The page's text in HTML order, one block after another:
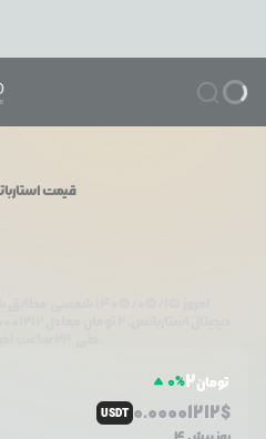
قیمت
0%2تومان
USDT 0.00001212$